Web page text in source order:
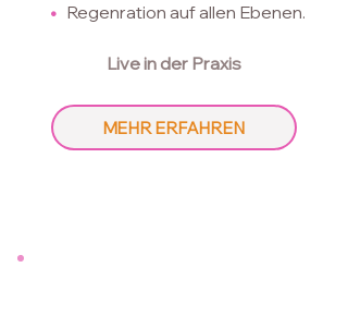
• Regenration aufallen Ebenen.
Live in der Praxis
MEHR ERFAHREN